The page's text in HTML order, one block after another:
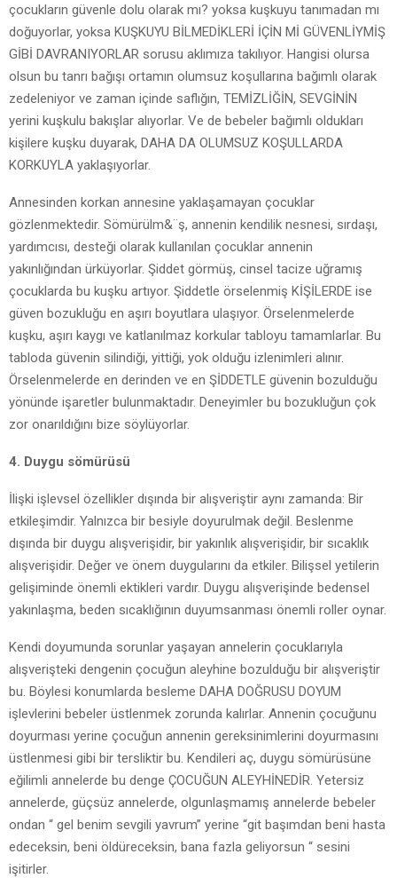
çocukların güvenle dolu olarak mı? yoksa kuşkuyu tanımadan mı
doğuyorlar, yoksa KUŞKUYU BİLMEDİKLERİ İÇİN Mİ GÜVENLİYMİŞ
GİBİ DAVRANIYORLAR sorusu aklımıza takılıyor. Hangisi olursa
olsun bu tanrı bağışı ortamın olumsuz koşullarına bağımlı olarak
zedeleniyor ve zaman içinde saflığın, TEMİZLİĞİN, SEVGİNİN
yerini kuşkulu bakışlar alıyorlar. Ve de bebeler bağımlı oldukları
kişilere kuşku duyarak, DAHA DA OLUMSUZ KOŞULLARDA
KORKUYLA yaklaşıyorlar.
Annesinden korkan annesine yaklaşamayan çocuklar
gözlenmektedir. Sömürülm&¨ş, annenin kendilik nesnesi, sırdaşı,
yardımcısı, desteği olarak kullanılan çocuklar annenin
yakınlığından ürküyorlar. Şiddet görmüş, cinsel tacize uğramış
çocuklarda bu kuşku artıyor. Şiddetle örselenmiş KİŞİLERDE ise
güven bozukluğu en aşırı boyutlara ulaşıyor. Örselenmelerde
kuşku, aşırı kaygı ve katlanılmaz korkular tabloyu tamamlarlar. Bu
tabloda güvenin silindiği, yittiği, yok olduğu izlenimleri alınır.
Örselenmelerde en derinden ve en ŞİDDETLE güvenin bozulduğu
yönünde işaretler bulunmaktadır. Deneyimler bu bozukluğun çok
zor onarıldığını bize söylüyorlar.
4. Duygu sömürüsü
İlişki işlevsel özellikler dışında bir alışveriştir aynı zamanda: Bir
etkileşimdir. Yalnızca bir besiyle doyurulmak değil. Beslenme
dışında bir duygu alışverişidir, bir yakınlık alışverişidir, bir sıcaklık
alışverişidir. Değer ve önem duygularını da etkiler. Bilişsel yetilerin
gelişiminde önemli ektikleri vardır. Duygu alışverişinde bedensel
yakınlaşma, beden sıcaklığının duyumsanması önemli roller oynar.
Kendi doyumunda sorunlar yaşayan annelerin çocuklarıyla
alışverişteki dengenin çocuğun aleyhine bozulduğu bir alışveriştir
bu. Böylesi konumlarda besleme DAHA DOĞRUSU DOYUM
işlevlerini bebeler üstlenmek zorunda kalırlar. Annenin çocuğunu
doyurması yerine çocuğun annenin gereksinimlerini doyurmasını
üstlenmesi gibi bir tersliktir bu. Kendileri aç, duygu sömürüsüne
eğilimli annelerde bu denge ÇOCUĞUN ALEYHİNEDİR. Yetersiz
annelerde, güçsüz annelerde, olgunlaşmamış annelerde bebeler
ondan “ gel benim sevgili yavrum” yerine “git başımdan beni hasta
edeceksin, beni öldüreceksin, bana fazla geliyorsun “ sesini
işitirler.